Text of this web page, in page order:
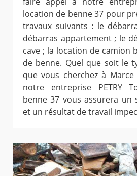
location de benne 37 pour
travaux suivants : le
débarras appartement ; le
cave ; la location de camion
de benne. Quel que soit le
que vous cherchez à Marce
notre entreprise PETRY
benne 37 vous assurera un
et un résultat de travail